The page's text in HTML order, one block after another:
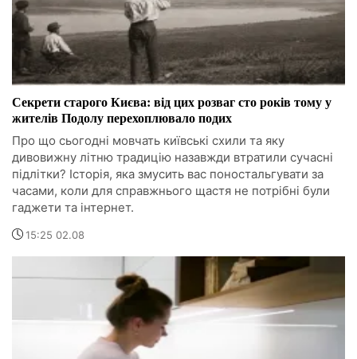
Секрети старого Києва: від цих розваг сто років тому у
жителів Подолу перехоплювало подих
Про що сьогодні мовчать київські схили та яку
дивовижну літню традицію назавжди втратили сучасні
підлітки? Історія, яка змусить вас поностальгувати за
часами, коли для справжнього щастя не потрібні були
гаджети та інтернет.
15:25 02.08